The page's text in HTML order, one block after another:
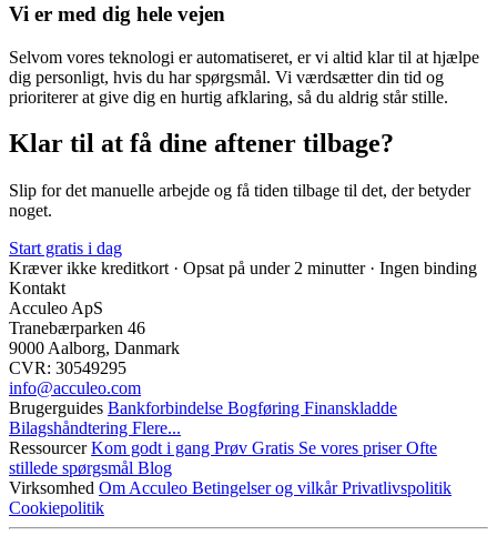
Vi er med dig hele vejen
Selvom vores teknologi er automatiseret, er vi altid klar til at hjælpe
dig personligt, hvis du har spørgsmål. Vi værdsætter din tid og
prioriterer at give dig en hurtig afklaring, så du aldrig står stille.
Klar til at få dine aftener tilbage?
Slip for det manuelle arbejde og få tiden tilbage til det, der betyder
noget.
Start gratis i dag
Kræver ikke kreditkort · Opsat på under 2 minutter · Ingen binding
Kontakt
Acculeo ApS
Tranebærparken 46
9000 Aalborg, Danmark
CVR: 30549295
info@​acculeo.com
Brugerguides Bankforbindelse Bogføring Finanskladde
Bilagshåndtering Flere...
RessourcerKom godt i gang Prøv Gratis Se vores priserOfte
stillede spørgsmål Blog
Virksomhed Om Acculeo Betingelser og vilkårPrivatlivspolitik
Cookiepolitik